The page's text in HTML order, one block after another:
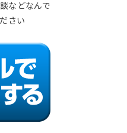
などなんで
さい